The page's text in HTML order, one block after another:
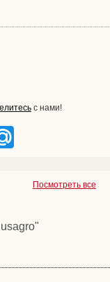
с нами!
Посмотреть все